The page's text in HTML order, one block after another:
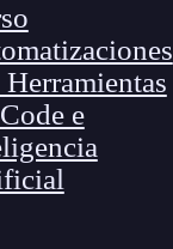
Herramientas
e